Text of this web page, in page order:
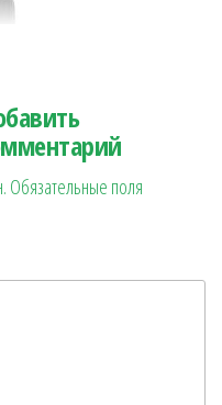
Обязательные поля